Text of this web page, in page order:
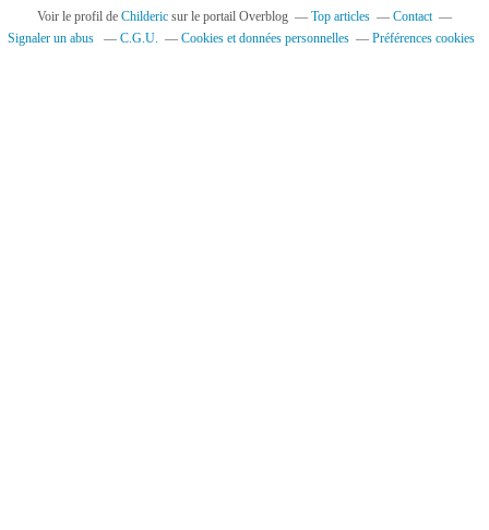
Voir le profil de Childeric sur le portail Overblog Top articles
Contact
Signaler un abus
C.G.U. Cookies et données personnelles Préférences cookies